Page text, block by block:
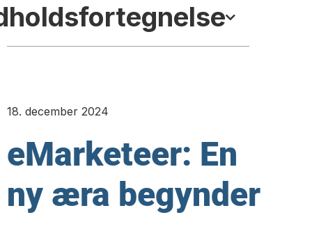
18. december 2024
eMarketeer: En
ny æra begynder